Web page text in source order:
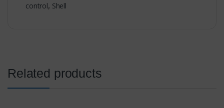
control, Shell
Related products